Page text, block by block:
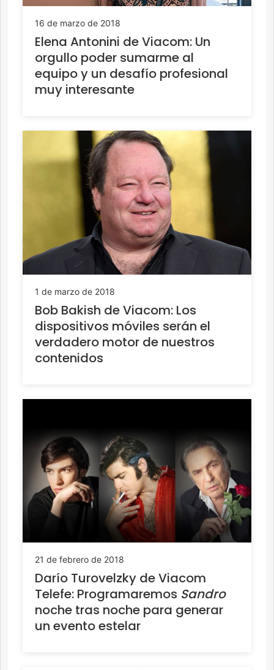
16 de marzo de 2018
Elena Antonini de Viacom: Un
orgullo poder sumarme al
equipo y un desafío profesional
muy interesante
1 de marzo de 2018
Bob Bakish de Viacom: Los
dispositivos móviles serán el
verdadero motor de nuestros
contenidos
21 de febrero de 2018
Darío Turovelzky de Viacom
Telefe: Programaremos Sandro
noche tras noche para generar
un evento estelar